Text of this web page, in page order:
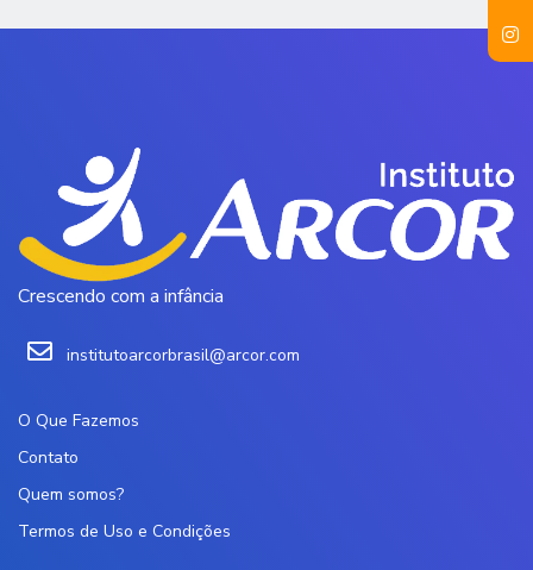
Crescendo com a infância
institutoarcorbrasil@arcor.com
O Que Fazemos
Contato
Quem somos?
Termos de Uso e Condições